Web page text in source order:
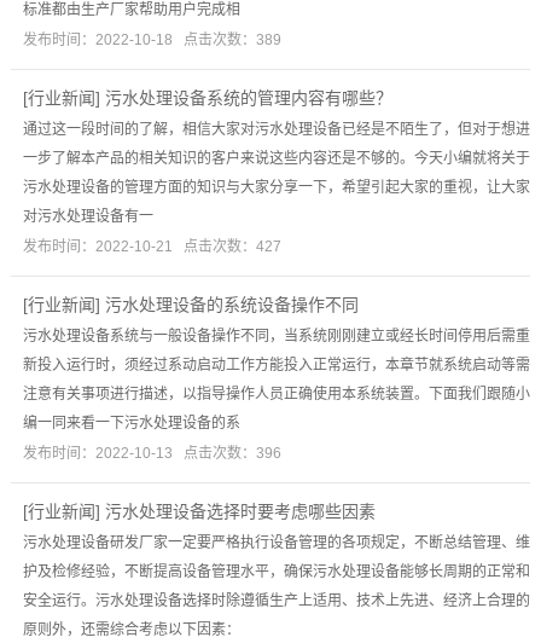
标准都由生产厂家帮助用户完成相
发布时间：2022-10-18 点击次数：389
[行业新闻] 污水处理设备系统的管理内容有哪些？
通过这一段时间的了解，相信大家对污水处理设备已经是不陌生了，但对于想进
一步了解本产品的相关知识的客户来说这些内容还是不够的。今天小编就将关于
污水处理设备的管理方面的知识与大家分享一下，希望引起大家的重视，让大家
对污水处理设备有一
发布时间：2022-10-21 点击次数：427
[行业新闻] 污水处理设备的系统设备操作不同
污水处理设备系统与一般设备操作不同，当系统刚刚建立或经长时间停用后需重
新投入运行时，须经过系动启动工作方能投入正常运行，本章节就系统启动等需
注意有关事项进行描述，以指导操作人员正确使用本系统装置。下面我们跟随小
编一同来看一下污水处理设备的系
发布时间：2022-10-13 点击次数：396
[行业新闻] 污水处理设备选择时要考虑哪些因素
污水处理设备研发厂家一定要严格执行设备管理的各项规定，不断总结管理、维
护及检修经验，不断提高设备管理水平，确保污水处理设备能够长周期的正常和
安全运行。污水处理设备选择时除遵循生产上适用、技术上先进、经济上合理的
原则外，还需综合考虑以下因素：